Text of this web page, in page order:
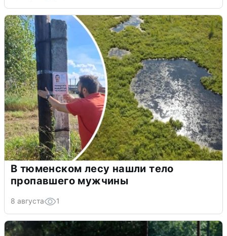
В тюменском лесу нашли тело
пропавшего мужчины
8 августа 1